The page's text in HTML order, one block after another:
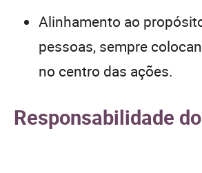
Alinhamento ao
pessoas, sempre
no centro das ações.
Responsabilidade